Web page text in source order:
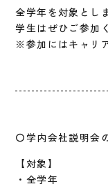
全学年を対象とし
学生はぜひご参加
※参加にはキャリ
〇学内会社説明会
【対象】
・全学年